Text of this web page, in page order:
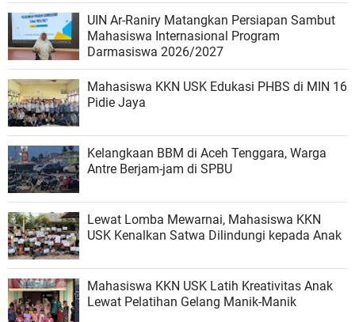
UIN Ar-Raniry Matangkan Persiapan Sambut
Mahasiswa Internasional Program
Darmasiswa 2026/2027
Mahasiswa KKN USK Edukasi PHBS di MIN 16
Pidie Jaya
Kelangkaan BBM di Aceh Tenggara, Warga
Antre Berjam-jam di SPBU
Lewat Lomba Mewarnai, Mahasiswa KKN
USK Kenalkan Satwa Dilindungi kepada Anak
Mahasiswa KKN USK Latih Kreativitas Anak
Lewat Pelatihan Gelang Manik-Manik